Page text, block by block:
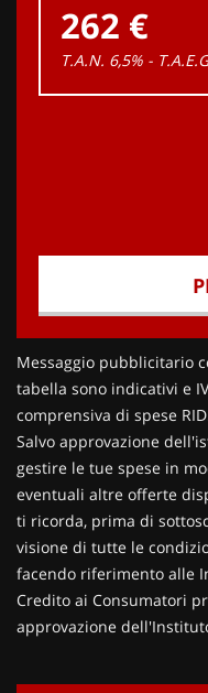
262 €
T.A.N. 6,5% -
Contattaci
Messaggio pubblicitario
tabella sono indicativi e
comprensiva di spese
Salvo approvazione
gestire le tue spese in
eventuali altre offerte
ti ricorda, prima di
visione di tutte le
facendo riferimento alle
Credito ai Consumatori
approvazione